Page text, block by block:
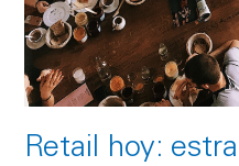
Retail hoy: